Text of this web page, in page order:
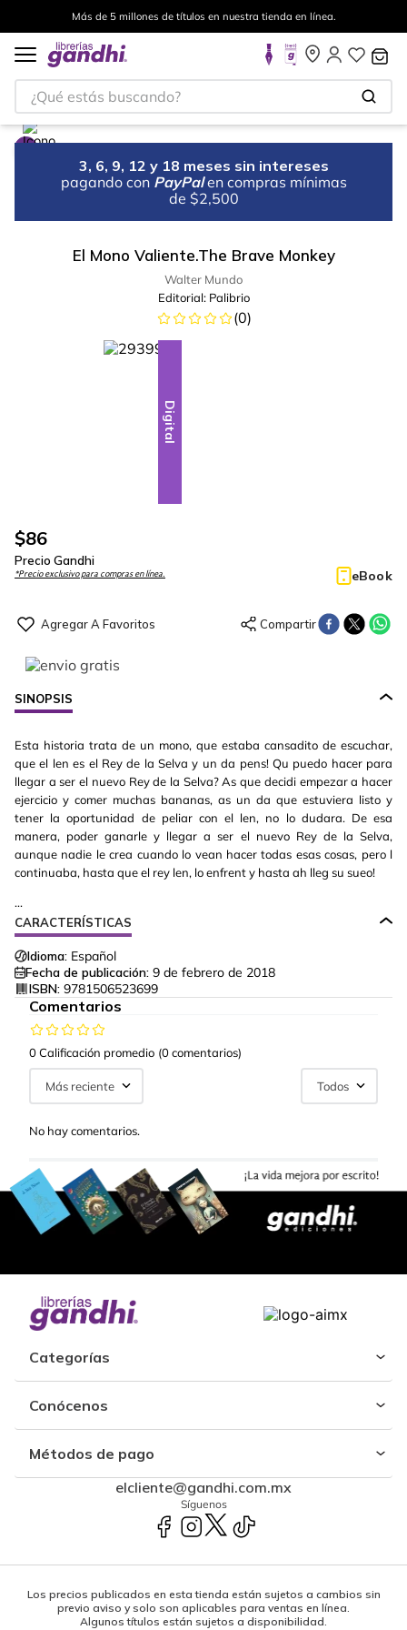
Más de 5 millones de títulos en nuestra tienda en línea.
¿Qué estás buscando?
3, 6, 9, 12 y 18 meses sin intereses
pagando con PayPal en compras mínimas
de $2,500
El Mono Valiente.The Brave Monkey
Walter Mundo
Editorial: Palibrio
(0)
Digital
$86
Precio Gandhi
*Precio exclusivo para compras en línea. eBook
SINOPSIS
Esta historia trata de un mono, que estaba cansadito de escuchar,
que el len es el Rey de la Selva y un da pens! Qu puedo hacer para
llegar a ser el nuevo Rey de la Selva? As que decidi empezar a hacer
ejercicio y comer muchas bananas, as un da que estuviera listo y
tener la oportunidad de peliar con el len, no lo dudara. De esa
manera, poder ganarle y llegar a ser el nuevo Rey de la Selva,
aunque nadie le crea cuando lo vean hacer todas esas cosas, pero l
continuaba, hasta que el rey len, lo enfrent y hasta ah lleg su sueo!
...
CARACTERÍSTICAS
Idioma: Español
Fecha de publicación: 9 de febrero de 2018
ISBN: 9781506523699
Comentarios
0 Calificación promedio (0 comentarios)
Más reciente Todos
No hay comentarios.
Categorías
Conócenos
Métodos de pago
elcliente@gandhi.com.mx
Síguenos
Los precios publicados en esta tienda están sujetos a cambios sin
previo aviso y solo son aplicables para ventas en línea.
Algunos títulos están sujetos a disponibilidad.